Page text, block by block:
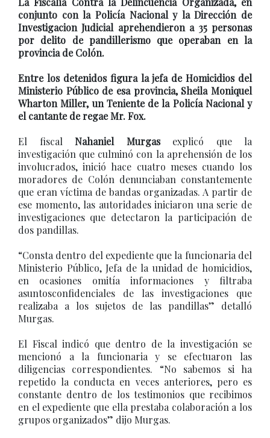
conjunto con la Policía Nacional y la Dirección de
Investigacion Judicial aprehendieron a 35 personas
por delito de pandillerismo que operaban en la
provincia de Colón.
Entre los detenidos figura la jefa de Homicidios del
Ministerio Público de esa provincia, Sheila Moniquel
Wharton Miller, un Teniente de la Policía Nacional y
el cantante de regae Mr. Fox.
El fiscal Nahaniel Murgasexplicó que la
investigación que culminó con la aprehensión de los
involucrados, inició hace cuatro meses cuando los
moradores de Colón denunciaban constantemente
que eran víctima de bandas organizadas. A partir de
ese momento, las autoridades iniciaron una serie de
investigaciones que detectaron la participación de
dos pandillas.
“Consta dentro del expediente que la funcionaria del
Ministerio Público, Jefa de la unidad de homicidios,
en ocasiones omitía informaciones y filtraba
asuntosconfidenciales de las investigaciones que
realizaba a los sujetos de las pandillas” detalló
Murgas.
El Fiscal indicó que dentro de la investigación se
mencionó a la funcionaria y se efectuaron las
diligencias correspondientes. “No sabemos si ha
repetido la conducta en veces anteriores, pero es
constante dentro de los testimonios que recibimos
en el expediente que ella prestaba colaboración a los
grupos organizados” dijo Murgas.